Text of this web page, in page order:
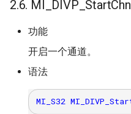
2.6. MI_DIVP_StartChn
功能
开启一个通道。
语法